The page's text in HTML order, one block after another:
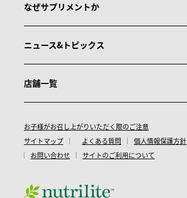
なぜサプリメントか
ニュース&トピックス
店舗一覧
お子様がお召し上がりいただく際のご注意
サイトマップ
よくある質問 個人情報保護方針
お問い合わせ
サイトのご利用について